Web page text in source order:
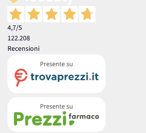
4,7/5
122.208
Recensioni